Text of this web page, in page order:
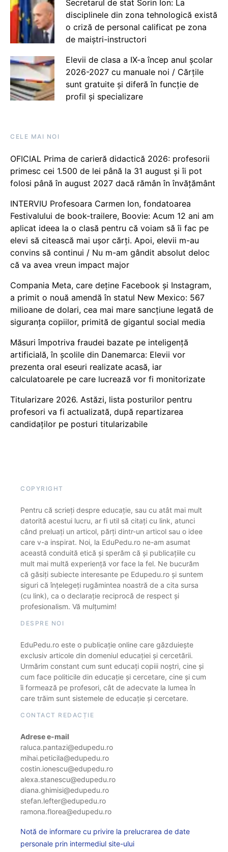
Secretarul de stat Sorin Ion: La
disciplinele din zona tehnologică există
o criză de personal calificat pe zona
de maiștri-instructori
Elevii de clasa a IX-a încep anul școlar
2026-2027 cu manuale noi / Cărțile
sunt gratuite și diferă în funcție de
profil și specializare
CELE MAI NOI
OFICIAL Prima de carieră didactică 2026: profesorii
primesc cei 1.500 de lei până la 31 august și îi pot
folosi până în august 2027 dacă rămân în învățământ
INTERVIU Profesoara Carmen Ion, fondatoarea
Festivalului de book-trailere, Boovie: Acum 12 ani am
aplicat ideea la o clasă pentru că voiam să îi fac pe
elevi să citească mai ușor cărți. Apoi, elevii m-au
convins să continui / Nu m-am gândit absolut deloc
că va avea vreun impact major
Compania Meta, care deține Facebook și Instagram,
a primit o nouă amendă în statul New Mexico: 567
milioane de dolari, cea mai mare sancțiune legată de
siguranța copiilor, primită de gigantul social media
Măsuri împotriva fraudei bazate pe inteligență
artificială, în școlile din Danemarca: Elevii vor
prezenta oral eseuri realizate acasă, iar
calculatoarele pe care lucrează vor fi monitorizate
Titularizare 2026. Astăzi, lista posturilor pentru
profesori va fi actualizată, după repartizarea
candidaților pe posturi titularizabile
COPYRIGHT
Pentru că scrieți despre educație, sau cu atât mai mult
datorită acestui lucru, ar fi util să citați cu link, atunci
când preluați un articol, părți dintr-un articol sau o idee
care v-a inspirat. Noi, la EduPedu.ro ne-am asumat
această conduită etică și sperăm că și publicațiile cu
mult mai multă experiență vor face la fel. Ne bucurăm
că găsiți subiecte interesante pe Edupedu.ro și suntem
siguri că înțelegeți rugămintea noastră de a cita sursa
(cu link), ca o declarație reciprocă de respect și
profesionalism. Vă mulțumim!
DESPRE NOI
EduPedu.ro este o publicație online care găzduiește
exclusiv articole din domeniul educației și cercetării.
Urmărim constant cum sunt educați copiii noștri, cine și
cum face politicile din educație și cercetare, cine și cum
îi formează pe profesori, cât de adecvate la lumea în
care trăim sunt sistemele de educație și cercetare.
CONTACT REDACȚIE
Adrese e-mail
raluca.pantazi@edupedu.ro
mihai.peticila@edupedu.ro
costin.ionescu@edupedu.ro
alexa.stanescu@edupedu.ro
diana.ghimisi@edupedu.ro
stefan.lefter@edupedu.ro
ramona.florea@edupedu.ro
Notă de informare cu privire la prelucrarea de date
personale prin intermediul site-ului